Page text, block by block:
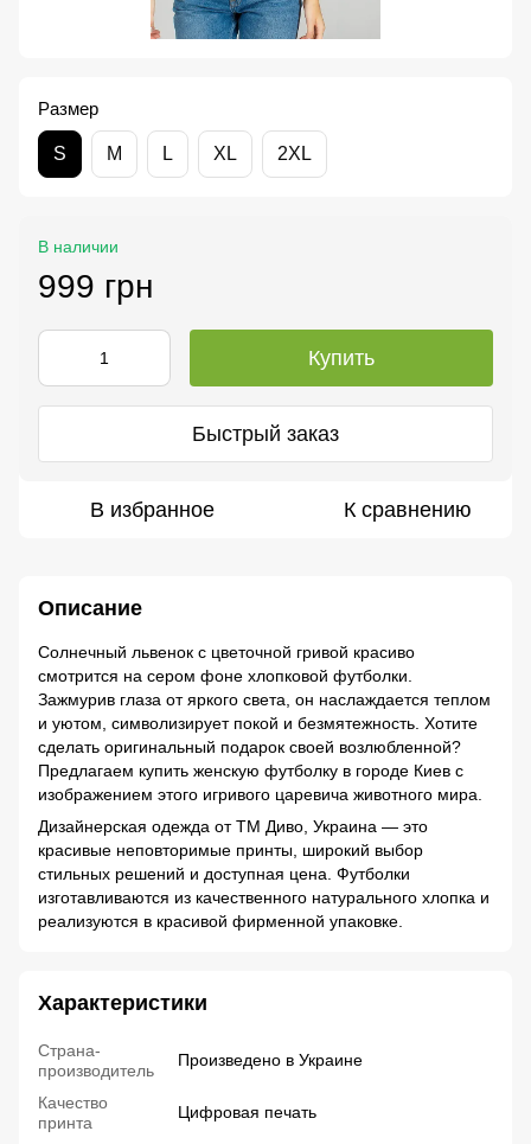
Размер
S M L XL 2XL
В наличии
999 грн
Купить
Быстрый заказ
В избранное К сравнению
Описание
Солнечный львенок с цветочной гривой красиво
смотрится на сером фоне хлопковой футболки.
Зажмурив глаза от яркого света, он наслаждается теплом
и уютом, символизирует покой и безмятежность. Хотите
сделать оригинальный подарок своей возлюбленной?
Предлагаем купить женскую футболку в городе Киев с
изображением этого игривого царевича животного мира.
Дизайнерская одежда от ТМ Диво, Украина — это
красивые неповторимые принты, широкий выбор
стильных решений и доступная цена. Футболки
изготавливаются из качественного натурального хлопка и
реализуются в красивой фирменной упаковке.
Характеристики
Страна-
производитель
Произведено в Украине
Качество
принта
Цифровая печать